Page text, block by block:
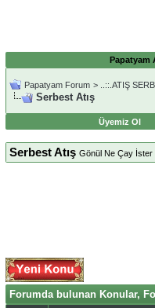
Papatyam
Papatyam Forum > ..::.ATIŞ
Serbest Atış
Üyemiz Ol
Serbest Atış Gönül Ne Çay İster
Forumda bulunan Konular,